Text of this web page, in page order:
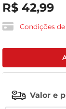
R$ 42,99
Condições
Valor e
leite
vinho